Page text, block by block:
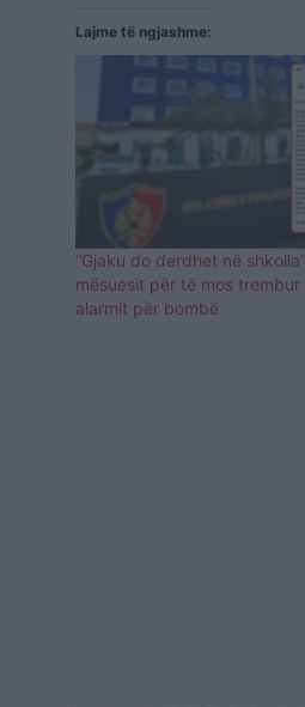
Lajme të ngjashme:
“Gjaku do derdhet në
mësuesit për të mos
alarmit për bombë